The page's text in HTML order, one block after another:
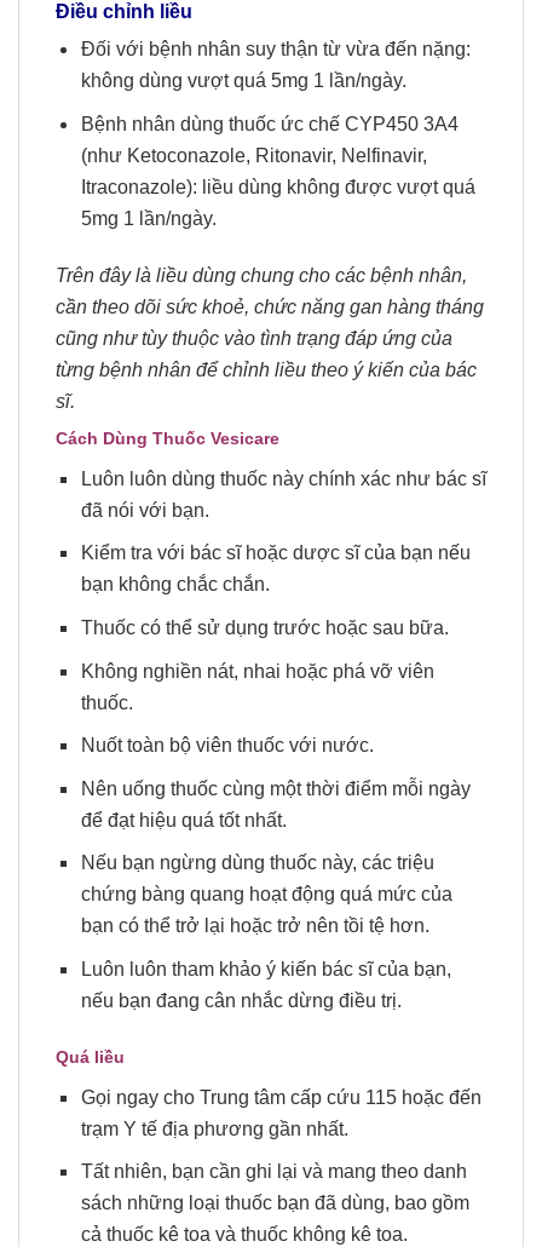
Điều chỉnh liều
Đối với bệnh nhân suy thận từ vừa đến nặng:
không dùng vượt quá 5mg 1 lần/ngày.
Bệnh nhân dùng thuốc ức chế CYP450 3A4
(như Ketoconazole, Ritonavir, Nelfinavir,
Itraconazole): liều dùng không được vượt quá
5mg 1 lần/ngày.
Trên đây là liều dùng chung cho các bệnh nhân,
cần theo dõi sức khoẻ, chức năng gan hàng tháng
cũng như tùy thuộc vào tình trạng đáp ứng của
từng bệnh nhân để chỉnh liều theo ý kiến của bác
sĩ.
Cách Dùng Thuốc Vesicare
Luôn luôn dùng thuốc này chính xác như bác sĩ
đã nói với bạn.
Kiểm tra với bác sĩ hoặc dược sĩ của bạn nếu
bạn không chắc chắn.
Thuốc có thể sử dụng trước hoặc sau bữa.
Không nghiền nát, nhai hoặc phá vỡ viên
thuốc.
Nuốt toàn bộ viên thuốc với nước.
Nên uống thuốc cùng một thời điểm mỗi ngày
để đạt hiệu quá tốt nhất.
Nếu bạn ngừng dùng thuốc này, các triệu
chứng bàng quang hoạt động quá mức của
bạn có thể trở lại hoặc trở nên tồi tệ hơn.
Luôn luôn tham khảo ý kiến ​​bác sĩ của bạn,
nếu bạn đang cân nhắc dừng điều trị.
Quá liều
Gọi ngay cho Trung tâm cấp cứu 115 hoặc đến
trạm Y tế địa phương gần nhất.
Tất nhiên, bạn cần ghi lại và mang theo danh
sách những loại thuốc bạn đã dùng, bao gồm
cả thuốc kê toa và thuốc không kê toa.